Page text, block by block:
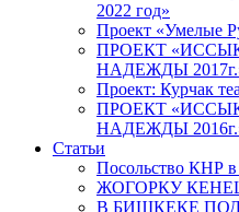
2022 год»
Проект «Умелые
ПРОЕКТ
НАДЕЖДЫ
Проект: Курчак
ПРОЕКТ
НАДЕЖДЫ
Статьи
Посольство КНР
ЖОГОРКУ
В БИШКЕКЕ